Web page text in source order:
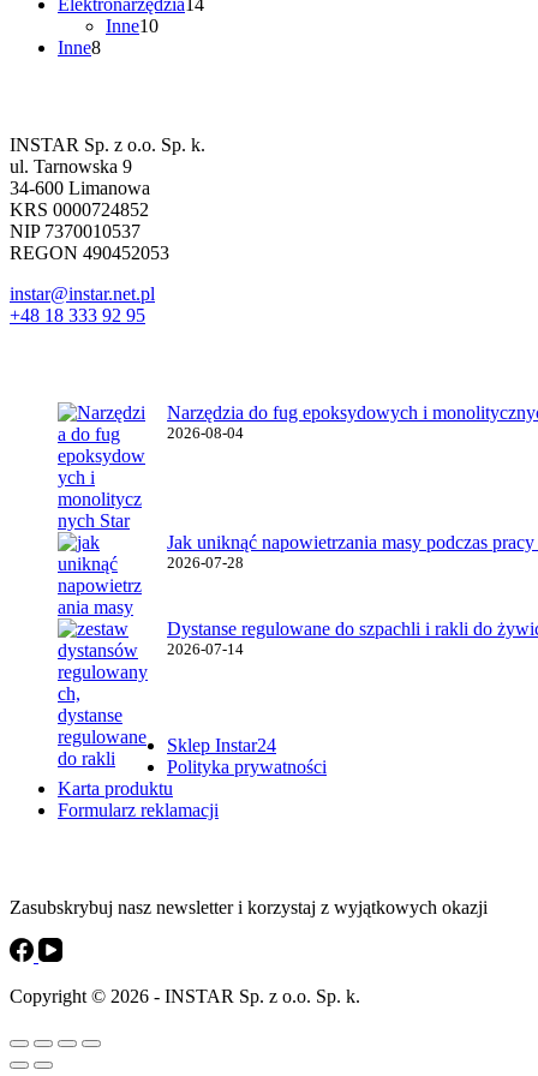
Elektronarzędzia14
Inne1010
Inne88
INSTAR Sp. z o.o. Sp. k.
ul. Tarnowska 9
34-600 Limanowa
KRS 0000724852
NIP 7370010537
REGON 490452053
instar@instar.net.pl
+48 18 333 92 95
Narzędzia do fug epoksydowych i
2026-08-04
Jak uniknąć napowietrzania masy podczas pracy
2026-07-28
Dystanse regulowane do szpachli i rakli do
2026-07-14
Sklep Instar24
Polityka prywatności
Karta produktu
Formularz reklamacji
Zasubskrybuj nasz newsletter i korzystaj z wyjątkowych okazji
Copyright © 2026 - INSTAR Sp. z o.o. Sp. k.